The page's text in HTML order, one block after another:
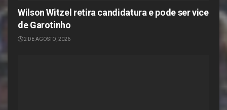
Wilson Witzel retira candidatura e pode ser vice
de Garotinho
2 DE AGOSTO, 2026